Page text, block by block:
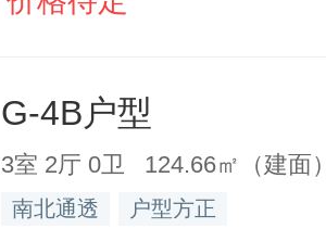
G-4B户型
3室 2厅 0卫 124.66㎡（建面
南北通透 户型方正